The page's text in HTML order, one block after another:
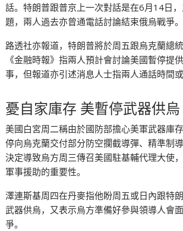
話。特朗普跟普京上一次對話是在6月14日
題，兩人過去亦曾通電話討論結束俄烏戰爭。
路透社亦報道，特朗普將於周五跟烏克蘭總
《金融時報》指兩人預計會討論美國暫停提
事，但報道亦引述消息人士指兩人通話時間或
憂自家庫存 美暫停武器供烏
美國白宮周二稱由於國防部擔心美軍武器庫
停向烏克蘭交付部分防空攔截導彈、精準制
決定導致烏方周三傳召美國駐基輔代理大使
軍事援助的重要性。
澤連斯基周四在丹麥指他盼周五或日內跟特
武器供烏，又表示烏方準備好參與領導人會
爭。